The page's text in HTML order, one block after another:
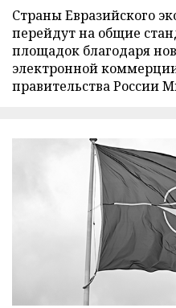
Страны Евразийского
перейдут на общие
площадок благодаря
электронной
правительства России